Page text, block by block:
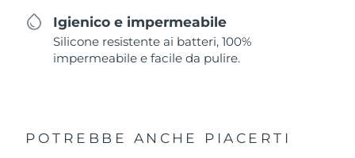
Igienico e impermeabile
Silicone resistente ai batteri, 100%
impermeabile e facile da pulire.
POTREBBE ANCHE PIACERTI